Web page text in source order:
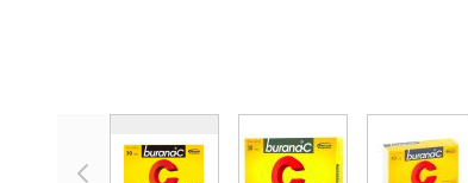
View larger imageView larger image